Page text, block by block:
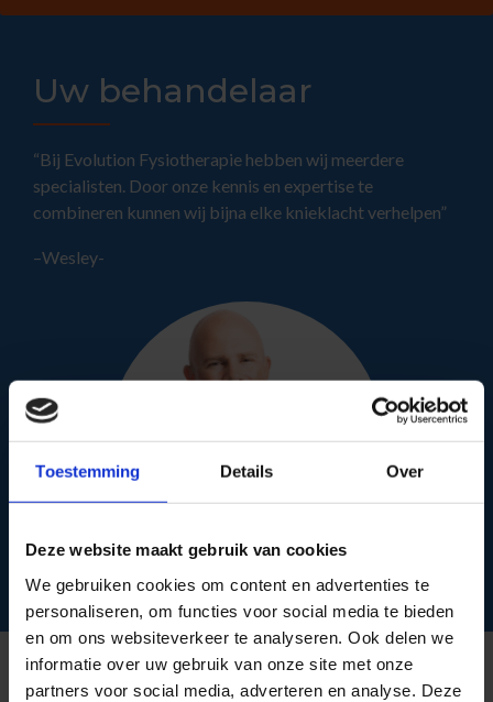
Toestemming Details Over
Deze website maakt gebruik van cookies
We gebruiken cookies om content en advertenties te
personaliseren, om functies voor social media te bieden
en om ons websiteverkeer te analyseren. Ook delen we
informatie over uw gebruik van onze site met onze
partners voor social media, adverteren en analyse. Deze
Uw behandelaar
“Bij Evolution Fysiotherapie hebben wij meerdere
specialisten. Door onze kennis en expertise te
combineren kunnen wij bijna elke knieklacht verhelpen”
–Wesley-